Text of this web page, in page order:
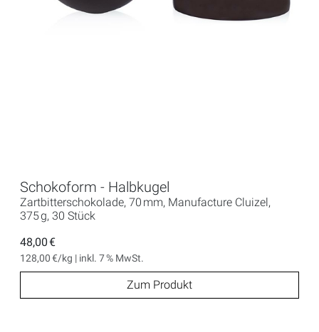
Schokoform - Halbkugel
Zartbitterschokolade, 70 mm, Manufacture Cluizel,
375 g, 30 Stück
48,00 €
128,00 €/kg | inkl. 7 % MwSt.
Zum Produkt